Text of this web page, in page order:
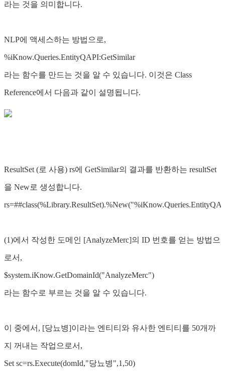
라는 것을 의미합니다.
NLP에 액세스하는 방법으로,
%iKnow.Queries.EntityQAPI:GetSimilar
라는 함수를 만드는 것을 알 수 있습니다. 이것은 Class
Reference에서 다음과 같이 설명됩니다.
ResultSet (로 사용) rs에 GetSimilar의 결과를 반환하는 resultSet
을 New로 생성합니다.
(1)에서 작성한 도메인 [AnalyzeMerc]의 ID 번호를 얻는 방법으
로서,
$system.iKnow.GetDomainId("AnalyzeMerc")
라는 함수로 부르는 것을 알 수 있습니다.
이 중에서, [당뇨병]이라는 엔티티와 유사한 엔티티를 50개까
지 꺼내는 작업으로서,
Set sc=rs.Execute(domId,"당뇨병",1,50)